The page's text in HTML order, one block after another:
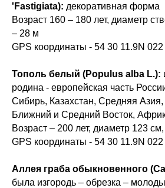
'Fastigiata): декоративная форма
Возраст 160 – 180 лет, диаметр
– 28 м
GPS координаты - 54 30 11.9N
Тополь белый (Populus alba L.):
родина - европейская часть
Сибирь, Казахстан, Средняя
Ближний и Средний Восток,
Возраст – 200 лет, диаметр 123
GPS координаты - 54 30 11.9N
Аллея граба обыкновенного
была изгородь – обрезка –